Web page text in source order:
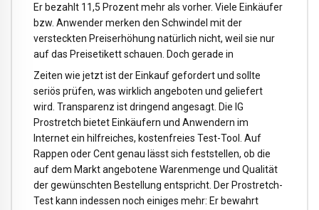
Er bezahlt 11,5 Prozent mehr als vorher. Viele Einkäufer
bzw. Anwender merken den Schwindel mit der
versteckten Preiserhöhung natürlich nicht, weil sie nur
auf das Preisetikett schauen. Doch gerade in
Zeiten wie jetzt ist der Einkauf gefordert und sollte
seriös prüfen, was wirklich angeboten und geliefert
wird. Transparenz ist dringend angesagt. Die IG
Prostretch bietet Einkäufern und Anwendern im
Internet ein hilfreiches, kostenfreies Test-Tool. Auf
Rappen oder Cent genau lässt sich feststellen, ob die
auf dem Markt angebotene Warenmenge und Qualität
der gewünschten Bestellung entspricht. Der Prostretch-
Test kann indessen noch einiges mehr: Er bewahrt